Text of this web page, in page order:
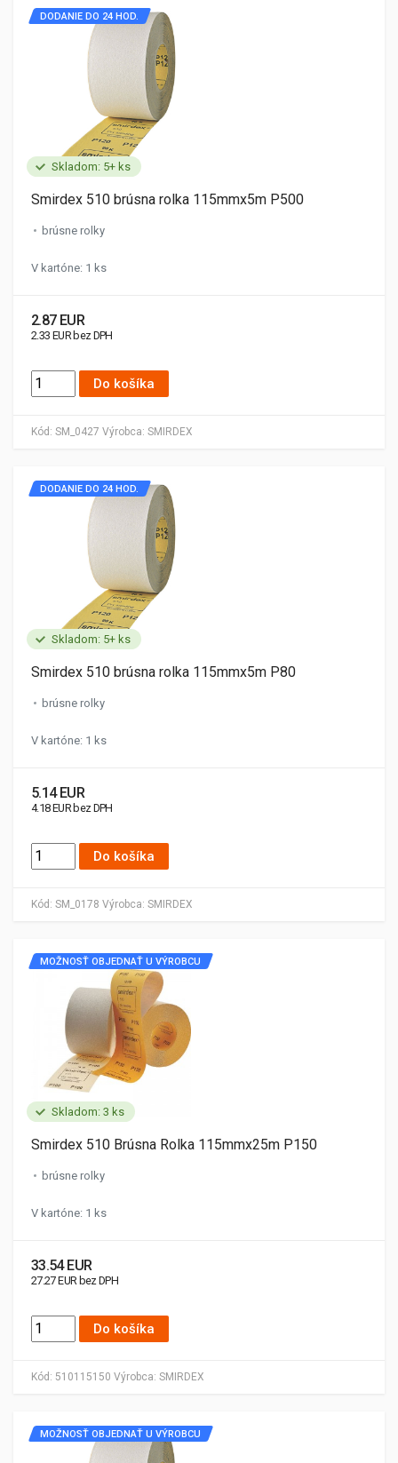
Skladom: 5+ ks
Kód: SM_0427 Výrobca: SMIRDEX
DODANIE DO 24 HOD.
Smirdex 510 brúsna rolka 115mmx5m P500
brúsne rolky
V kartóne: 1 ks
2.87 EUR
2.33 EUR bez DPH
Do košíka
Skladom: 5+ ks
Kód: SM_0178 Výrobca: SMIRDEX
DODANIE DO 24 HOD.
Smirdex 510 brúsna rolka 115mmx5m P80
brúsne rolky
V kartóne: 1 ks
5.14 EUR
4.18 EUR bez DPH
Do košíka
Skladom: 3 ks
Kód: 510115150 Výrobca: SMIRDEX
MOŽNOSŤ OBJEDNAŤ U VÝROBCU
Smirdex 510 Brúsna Rolka 115mmx25m P150
brúsne rolky
V kartóne: 1 ks
33.54 EUR
27.27 EUR bez DPH
Do košíka
MOŽNOSŤ OBJEDNAŤ U VÝROBCU